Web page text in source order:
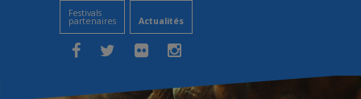
Festivals
partenaires Actualités